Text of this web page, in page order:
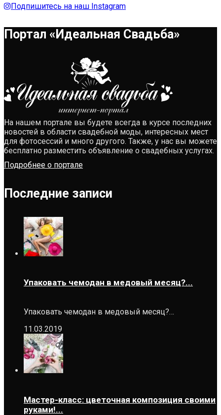
Подпишитесь на наш Instagram
Портал «Идеальная Свадьба»
На нашем портале вы будете всегда в курсе последних
новостей в области свадебной моды, интересных мест
для фотосессий и много другого. Также, у нас вы можете
бесплатно разместить объявление о свадебных услугах.
Подробнее о портале
Последние записи
Упаковать чемодан в медовый месяц?...
Упаковать чемодан в медовый месяц?…
11.03.2019
Мастер-класс: цветочная композиция своими
руками!...